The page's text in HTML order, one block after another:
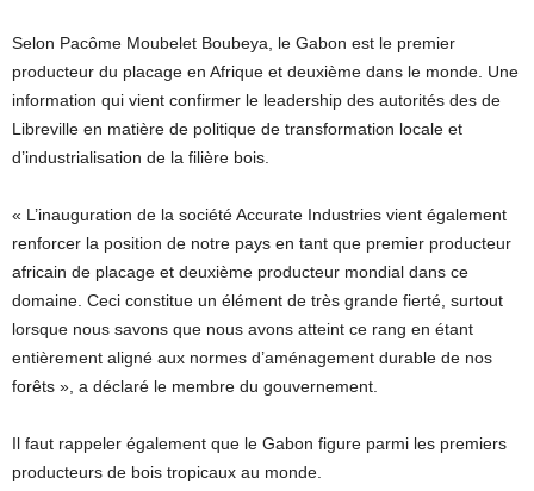
Selon Pacôme Moubelet Boubeya, le Gabon est le premier
producteur du placage en Afrique et deuxième dans le monde. Une
information qui vient confirmer le leadership des autorités des de
Libreville en matière de politique de transformation locale et
d’industrialisation de la filière bois.
« L’inauguration de la société Accurate Industries vient également
renforcer la position de notre pays en tant que premier producteur
africain de placage et deuxième producteur mondial dans ce
domaine. Ceci constitue un élément de très grande fierté, surtout
lorsque nous savons que nous avons atteint ce rang en étant
entièrement aligné aux normes d’aménagement durable de nos
forêts », a déclaré le membre du gouvernement.
Il faut rappeler également que le Gabon figure parmi les premiers
producteurs de bois tropicaux au monde.